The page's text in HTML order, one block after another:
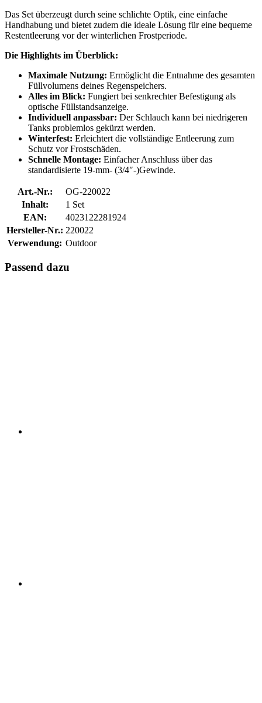
Das Set überzeugt durch seine schlichte Optik, eine einfache
Handhabung und bietet zudem die ideale Lösung für eine bequeme
Restentleerung vor der winterlichen Frostperiode.
Die Highlights im Überblick:
Maximale Nutzung: Ermöglicht die Entnahme des gesamten
Füllvolumens deines Regenspeichers.
Alles im Blick: Fungiert bei senkrechter Befestigung als
optische Füllstandsanzeige.
Individuell anpassbar: Der Schlauch kann bei niedrigeren
Tanks problemlos gekürzt werden.
Winterfest: Erleichtert die vollständige Entleerung zum
Schutz vor Frostschäden.
Schnelle Montage: Einfacher Anschluss über das
standardisierte 19-mm- (3/4″-)Gewinde.
Art.-Nr.:
OG-220022
Inhalt:
1 Set
EAN:
4023122281924
Hersteller-Nr.: 220022
Verwendung: Outdoor
Passend dazu